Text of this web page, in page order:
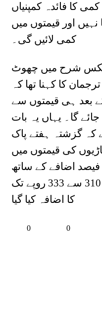
کا فائدہ کمپنیاں
اور قیمتوں میں
کمی لائیں گی۔
شرح میں چھوٹ
کا کہنا تھا کہ
بعد ہی قیمتوں سے
گا۔ یہاں یہ بات
کہ گزشتہ ہفتے پاک
کی قیمتوں میں
نمایاں اضافہ کیا گیا۔ 7.5 فیصد اضافے کے ساتھ
قیمتوں میں ایک روز میں 310 سے 333 روپے تک
کا اضافہ کیا گیا
0 0